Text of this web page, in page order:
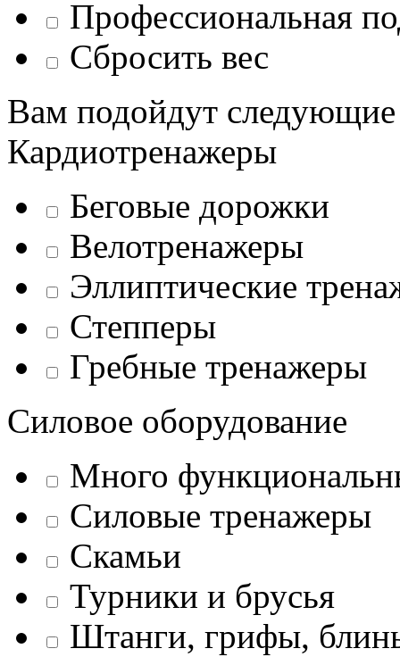
Профессиональная
Сбросить вес
Вам подойдут
Кардиотренажеры
Беговые дорожки
Велотренажеры
Эллиптические
Степперы
Гребные тренажеры
Силовое оборудование
Много
Силовые тренажеры
Скамьи
Турники и брусья
Штанги, грифы,